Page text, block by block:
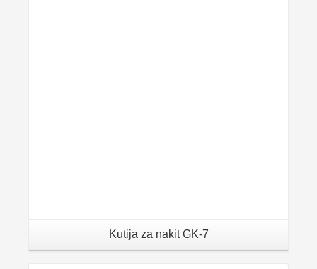
Kutija za nakit GK-7